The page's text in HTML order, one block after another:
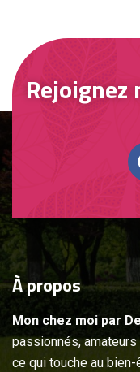
Àpropos
Mon chez moi par
passionnés,
ce qui touche au